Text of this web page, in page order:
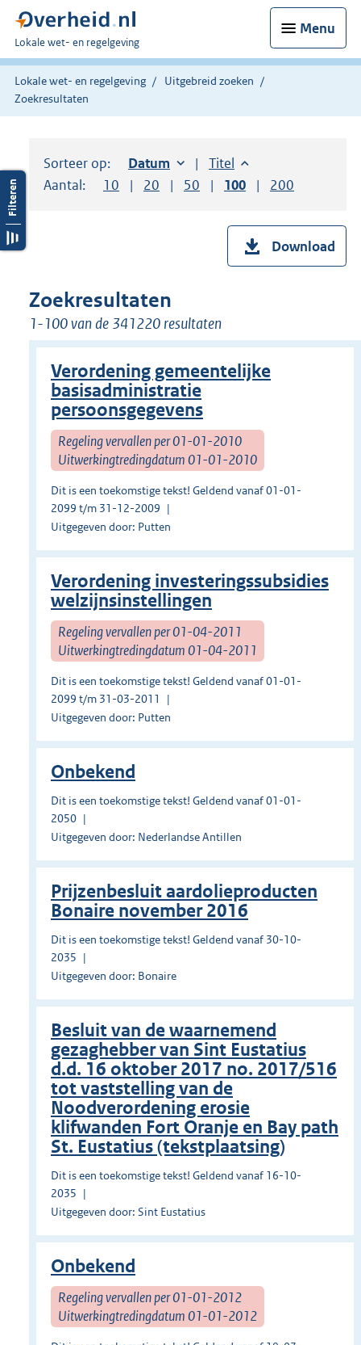
Menu
U
bent
hier:
Lokale wet- en regelgeving
Lokale wet- en regelgeving
Uitgebreid zoeken
Zoekresultaten
Sorteer op: Sorteer op:
Datum oplopendSorteer op:
Titel oplopend
Aantal:
Toon
10 resultaten per pagina
Toon
20 resultaten per pagina
Toon
50 resultaten per pagina
Toon
100 resultaten per
Toon
200
Download
Zoekresultaten
1-100 van de 341220 resultaten
Verordening gemeentelijke
basisadministratie
persoonsgegevens
Regeling vervallen per 01-01-2010
Uitwerkingtredingdatum 01-01-2010
Dit is een toekomstige tekst! Geldend vanaf 01-01-
2099 t/m 31-12-2009
Uitgegeven door: Putten
Verordening investeringssubsidies
welzijnsinstellingen
Regeling vervallen per 01-04-2011
Uitwerkingtredingdatum 01-04-2011
Dit is een toekomstige tekst! Geldend vanaf 01-01-
2099 t/m 31-03-2011
Uitgegeven door: Putten
Onbekend
Dit is een toekomstige tekst! Geldend vanaf 01-01-
2050
Uitgegeven door: Nederlandse Antillen
Prĳzenbesluit aardolieproducten
Bonaire november 2016
Dit is een toekomstige tekst! Geldend vanaf 30-10-
2035
Uitgegeven door: Bonaire
Besluit van de waarnemend
gezaghebber van Sint Eustatius
d.d. 16 oktober 2017 no. 2017/516
tot vaststelling van de
Noodverordening erosie
klifwanden Fort Oranje en Bay path
St. Eustatius (tekstplaatsing)
Dit is een toekomstige tekst! Geldend vanaf 16-10-
2035
Uitgegeven door: Sint Eustatius
Onbekend
Regeling vervallen per 01-01-2012
Uitwerkingtredingdatum 01-01-2012